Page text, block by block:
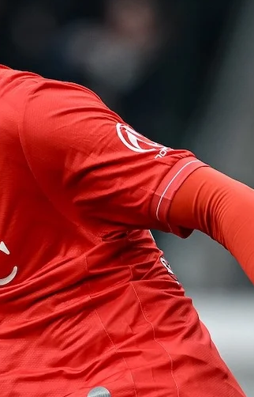
SCELTI DA NOI
Non torniamo il Napoli degli slogan vuoti
(la Champions) e non bruciamo Allegri